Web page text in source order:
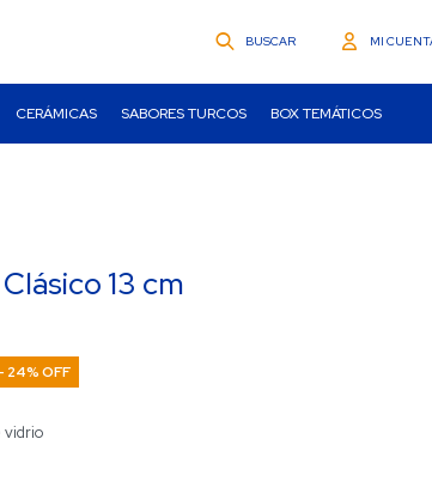
CERÁMICAS SABORES TURCOS BOX TEMÁTICOS
13 cm
24
vidrio